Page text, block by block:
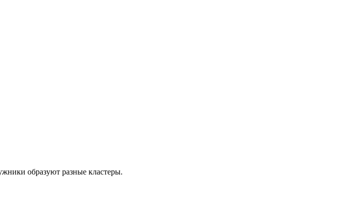
образуют разные кластеры.